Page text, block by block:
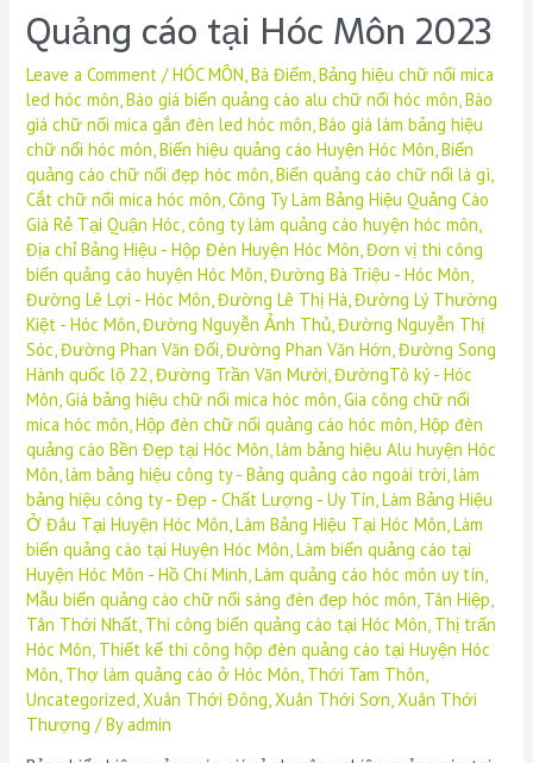
Quảng cáo tại Hóc Môn 2023
Leave a Comment /HÓC MÔN ,Bà Điểm ,Bảng hiệu chữ nổi mica
led hóc môn ,Báo giá biển quảng cáo alu chữ nổi hóc môn ,Báo
giá chữ nổi mica gắn đèn led hóc môn ,Báo giá làm bảng hiệu
chữ nổi hóc môn ,Biển hiệu quảng cáo Huyện Hóc Môn ,Biển
quảng cáo chữ nổi đẹp hóc môn ,Biển quảng cáo chữ nổi là gì
Cắt chữ nổi mica hóc môn ,Công Ty Làm Bảng Hiệu Quảng Cáo
Giá Rẻ Tại Quận Hóc ,công ty làm quảng cáo huyện hóc môn
Địa chỉ Bảng Hiệu - Hộp Đèn Huyện Hóc Môn ,Đơn vị thi công
biển quảng cáo huyện Hóc Môn ,Đường Bà Triệu - Hóc Môn
Đường Lê Lợi - Hóc Môn ,Đường Lê Thị Hà ,Đường Lý Thường
Kiệt - Hóc Môn ,Đường Nguyễn Ảnh Thủ ,Đường Nguyễn Thị
Sóc ,Đường Phan Văn Đối ,Đường Phan Văn Hớn ,Đường Song
Hành quốc lộ 22 ,Đường Trần Văn Mười ,ĐườngTô ký - Hóc
Môn ,Giá bảng hiệu chữ nổi mica hóc môn ,Gia công chữ nổi
mica hóc môn ,Hộp đèn chữ nổi quảng cáo hóc môn ,Hộp đèn
quảng cáo Bền Đẹp tại Hóc Môn ,làm bảng hiệu Alu huyện Hóc
Môn ,làm bảng hiệu công ty - Bảng quảng cáo ngoài trời ,làm
bảng hiệu công ty - Đẹp - Chất Lượng - Uy Tín ,Làm Bảng Hiệu
Ở Đâu Tại Huyện Hóc Môn ,Làm Bảng Hiệu Tại Hóc Môn ,Làm
biển quảng cáo tại Huyện Hóc Môn ,Làm biển quảng cáo tại
Huyện Hóc Môn - Hồ Chí Minh ,Làm quảng cáo hóc môn uy tín
Mẫu biển quảng cáo chữ nổi sáng đèn đẹp hóc môn Tân Hiệp
Tân Thới Nhất Thi công biển quảng cáo tại Hóc Môn Thị trấn
Hóc Môn Thiết kế thi công hộp đèn quảng cáo tại Huyện Hóc
Môn Thợ làm quảng cáo ở Hóc Môn Thới Tam Thôn
Uncategorized ,Xuân Thới Đông ,Xuân Thới Sơn ,Xuân Thới
Thượng / Byadmin